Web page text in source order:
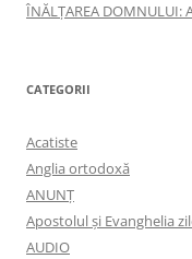
ÎNĂLŢAREA DOMNULUI:
CATEGORII
Acatiste
Anglia ortodoxă
ANUNŢ
Apostolul şi Evanghelia
AUDIO